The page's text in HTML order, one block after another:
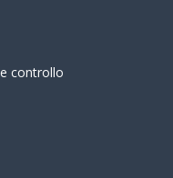
controllo